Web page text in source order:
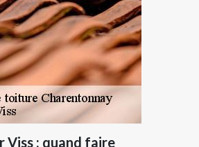
Viss : quand faire